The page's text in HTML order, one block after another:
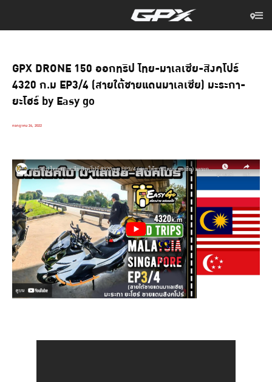
GPX DRONE 150 ออกทริป ไทย-มาเลเซีย-สิงคโปร์
4320 ก.ม EP3/4 (สายใต้ชายแดนมาเลเซีย) มะระกา-
ยะโฮร์ by Easy go
กรกฎาคม 24, 2022